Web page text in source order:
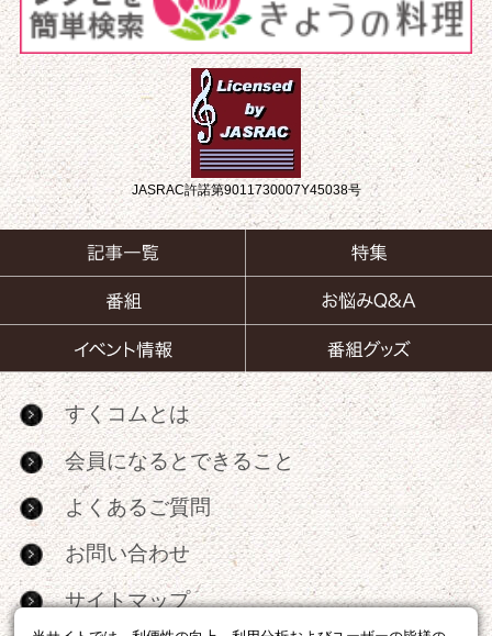
JASRAC許諾第9011730007Y45038号
すくコムとは
会員になるとできること
よくあるご質問
お問い合わせ
サイトマップ